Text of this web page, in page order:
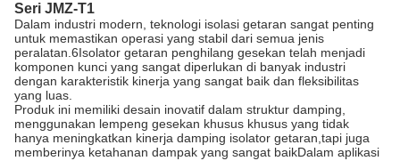
Seri JMZ-T1
Dalam industri modern, teknologi isolasi getaran sangat penting
untuk memastikan operasi yang stabil dari semua jenis
peralatan.6Isolator getaran penghilang gesekan telah menjadi
komponen kunci yang sangat diperlukan di banyak industri
dengan karakteristik kinerja yang sangat baik dan fleksibilitas
yang luas.
Produk ini memiliki desain inovatif dalam struktur damping,
menggunakan lempeng gesekan khusus khusus yang tidak
hanya meningkatkan kinerja damping isolator getaran,tapi juga
memberinya ketahanan dampak yang sangat baikDalam aplikasi